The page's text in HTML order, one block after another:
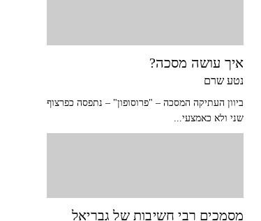
איך עושה מסכה?
נטע שרם
ביוון העתיקה המסכה – "פרוסופון" – נתפסה כפרצוף
שני ולא כאמצעי...
מסמכים רבי חשיבות של גבריאל